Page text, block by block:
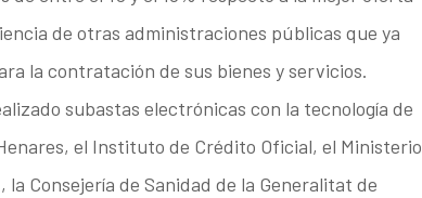
de otras administraciones públicas que ya
la contratación de sus bienes y servicios.
subastas electrónicas con la tecnología de
el Instituto de Crédito Oficial, el Ministerio
Consejería de Sanidad de la Generalitat de